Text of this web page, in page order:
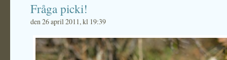
Fråga picki!
den 26 april 2011, kl 19:39